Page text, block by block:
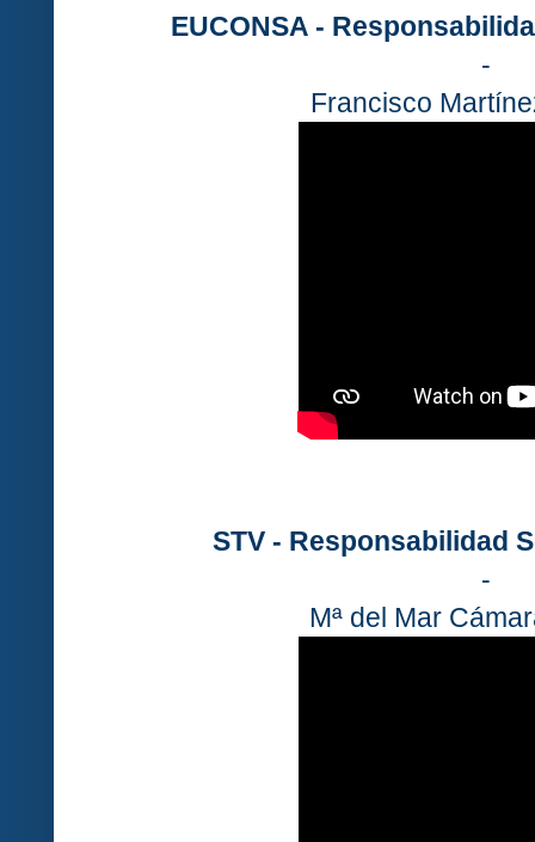
EUCONSA -
-
Francisco
STV - Responsabilidad
-
Mª del Mar